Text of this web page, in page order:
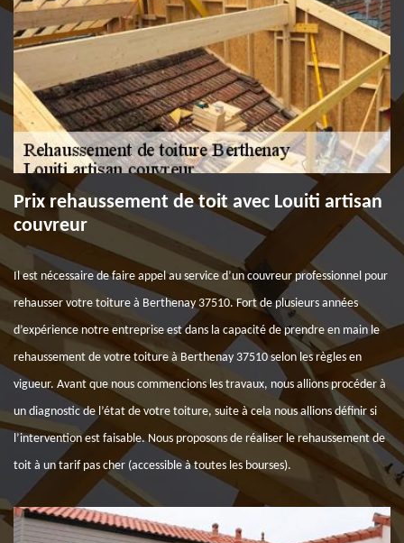
Prix rehaussement de toit avec Louiti artisan
couvreur
Il est nécessaire de faire appel au service d’un couvreur professionnel pour
rehausser votre toiture à Berthenay 37510. Fort de plusieurs années
d’expérience notre entreprise est dans la capacité de prendre en main le
rehaussement de votre toiture à Berthenay 37510 selon les règles en
vigueur. Avant que nous commencions les travaux, nous allions procéder à
un diagnostic de l’état de votre toiture, suite à cela nous allions définir si
l’intervention est faisable. Nous proposons de réaliser le rehaussement de
toit à un tarif pas cher (accessible à toutes les bourses).